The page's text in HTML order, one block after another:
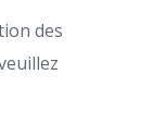
des